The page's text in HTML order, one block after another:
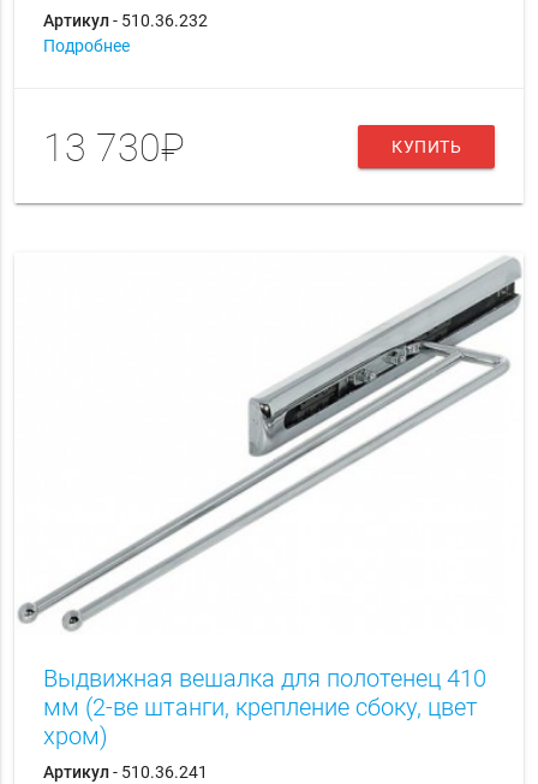
Артикул- 510.36.232
Подробнее
13 730₽ КУПИТЬ
Выдвижная вешалка для полотенец 410
мм (2-ве штанги, крепление сбоку, цвет
хром)
Артикул- 510.36.241